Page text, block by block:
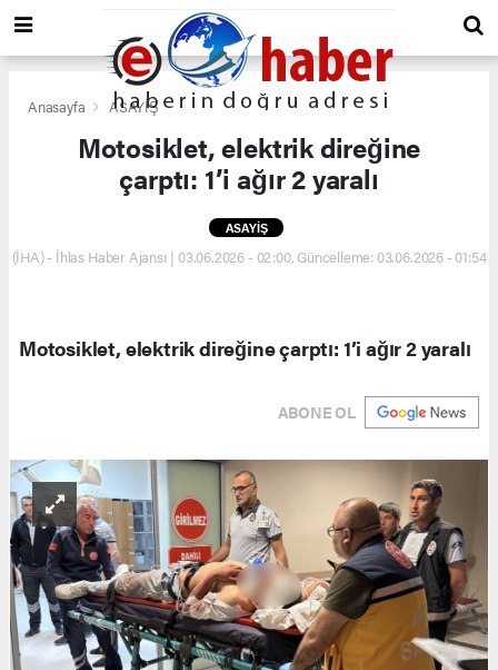
Anasayfa ASAYİŞ
Motosiklet, elektrik direğine
çarptı: 1’i ağır 2 yaralı
ASAYİŞ
(İHA) - İhlas Haber Ajansı | 03.06.2026 - 02:00, Güncelleme: 03.06.2026 - 01:54
Motosiklet, elektrik direğine çarptı: 1’i ağır 2 yaralı
ABONE OL